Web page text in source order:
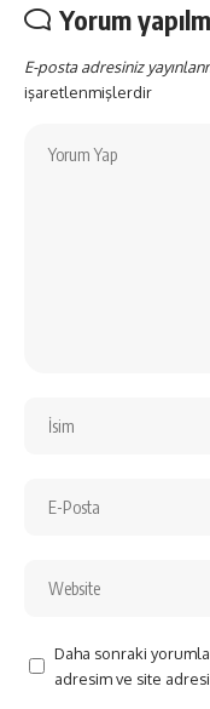
Yorum
E-posta adresiniz
işaretlenmişlerdir
Daha sonraki
adresim ve site